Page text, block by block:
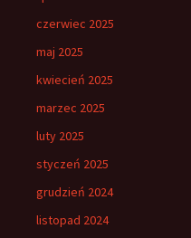
czerwiec 2025
maj 2025
kwiecień 2025
marzec 2025
luty 2025
styczeń 2025
grudzień 2024
listopad 2024